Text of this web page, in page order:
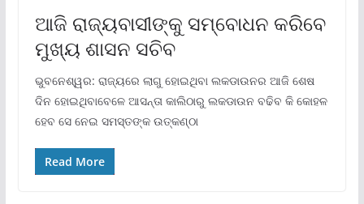
ଆଜି ରାଜ୍ୟବାସୀଙ୍କୁ ସମ୍ବୋଧନ କରିବେ
ମୁଖ୍ୟ ଶାସନ ସଚିବ
ଭୁବନେଶ୍ୱର: ରାଜ୍ୟରେ ଲାଗୁ ହୋଇଥିବା ଲକଡାଉନର ଆଜି ଶେଷ
ଦିନ ହୋଇଥିବାବେଳେ ଆସନ୍ତା କାଲିଠାରୁ ଲକଡାଉନ ବଢିବ କି କୋହଳ
ହେବ ସେ ନେଇ ସମସ୍ତଙ୍କ ଉତ୍କଣ୍ଠା
Read More